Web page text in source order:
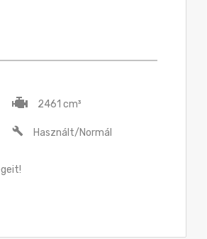
2461 cm³
Használt/Normál